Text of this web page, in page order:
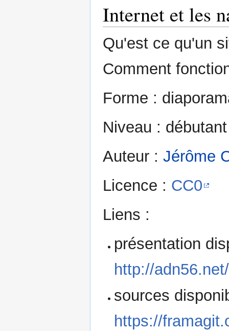
Internet et les
Qu'est ce qu'un
Comment
Forme :
Niveau : débutant
Auteur : Jérôme
Licence : CC0
Liens :
présentation
http://
sources
https://